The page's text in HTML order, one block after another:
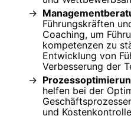
Führungskräften
Coaching, um
kompetenzen zu
Entwicklung von
Verbesserung der
helfen bei der
und